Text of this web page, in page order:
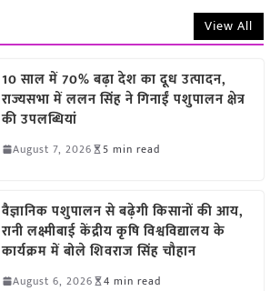
View All
10 साल में 70% बढ़ा देश का दूध उत्पादन,
राज्यसभा में ललन सिंह ने गिनाईं पशुपालन क्षेत्र
की उपलब्धियां
August 7, 2026 5 min read
वैज्ञानिक पशुपालन से बढ़ेगी किसानों की आय,
रानी लक्ष्मीबाई केंद्रीय कृषि विश्वविद्यालय के
कार्यक्रम में बोले शिवराज सिंह चौहान
August 6, 2026 4 min read